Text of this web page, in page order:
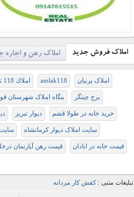
املاک فروش جدید املاک رهن و اجاره
املاک پرنیان amlak118 املاك 118 تبريز
برج چیتگر بنگاه املاک شهرستان
خرید خانه در طولا قشم دیوار تبریز
سایت املاک دیوار کرمانشاه
قیمت خانه در ابادان قیمت رهن آپارتمان
تبلیغات متنی :کفش کار مردانه